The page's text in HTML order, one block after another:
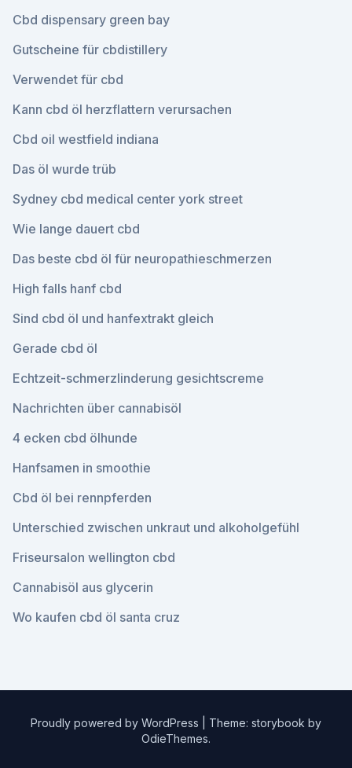
Cbd dispensary green bay
Gutscheine für cbdistillery
Verwendet für cbd
Kann cbd öl herzflattern verursachen
Cbd oil westfield indiana
Das öl wurde trüb
Sydney cbd medical center york street
Wie lange dauert cbd
Das beste cbd öl für neuropathieschmerzen
High falls hanf cbd
Sind cbd öl und hanfextrakt gleich
Gerade cbd öl
Echtzeit-schmerzlinderung gesichtscreme
Nachrichten über cannabisöl
4 ecken cbd ölhunde
Hanfsamen in smoothie
Cbd öl bei rennpferden
Unterschied zwischen unkraut und alkoholgefühl
Friseursalon wellington cbd
Cannabisöl aus glycerin
Wo kaufen cbd öl santa cruz
Proudly powered by WordPress
Theme: storybook by
OdieThemes.